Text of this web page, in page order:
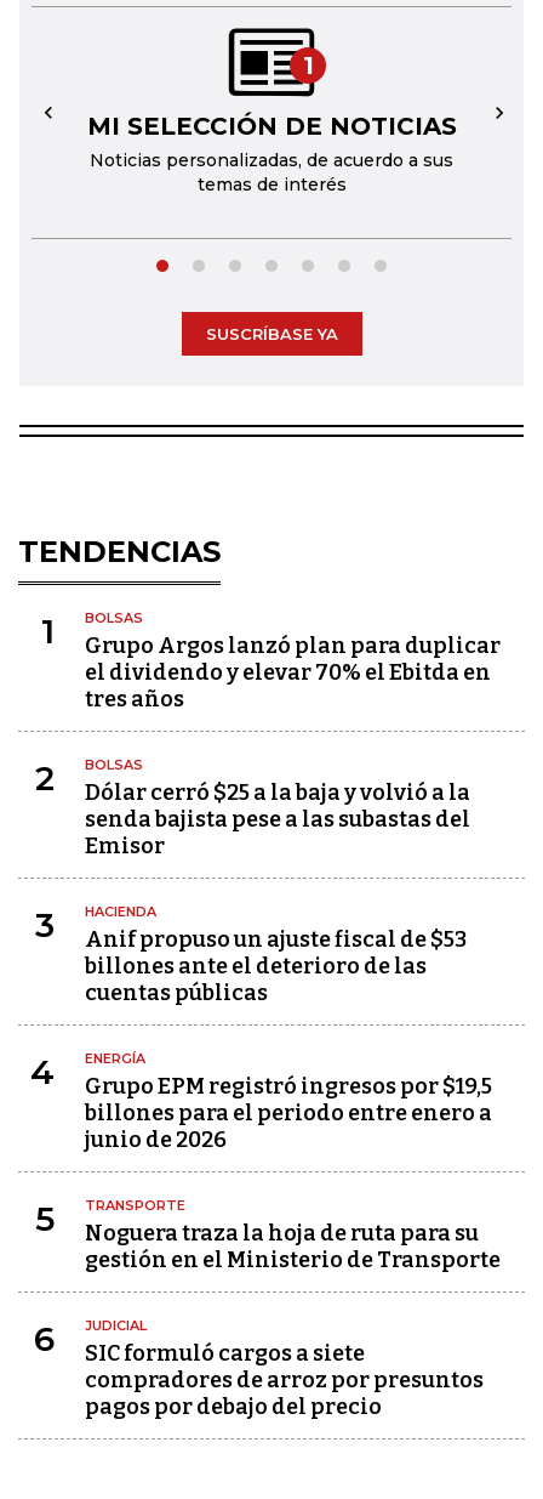
1
MI SELECCIÓN DE NOTICIAS
Noticias personalizadas, de acuerdo a sus
temas de interés
← →
SUSCRÍBASE YA
TENDENCIAS
1 BOLSAS
Grupo Argos lanzó plan para duplicar
el dividendo y elevar 70% el Ebitda en
tres años
2 BOLSAS
Dólar cerró $25 a la baja y volvió a la
senda bajista pese a las subastas del
Emisor
3 HACIENDA
Anif propuso un ajuste fiscal de $53
billones ante el deterioro de las
cuentas públicas
4 ENERGÍA
Grupo EPM registró ingresos por $19,5
billones para el periodo entre enero a
junio de 2026
5 TRANSPORTE
Noguera traza la hoja de ruta para su
gestión en el Ministerio de Transporte
6 JUDICIAL
SIC formuló cargos a siete
compradores de arroz por presuntos
pagos por debajo del precio